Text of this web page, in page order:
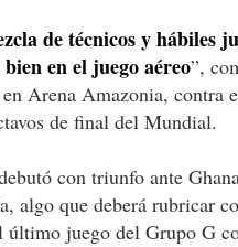
de técnicos y hábiles
en el juego aéreo”,
Arena Amazonia, contra
de final del Mundial.
con triunfo ante
algo que deberá rubricar
último juego del Grupo G